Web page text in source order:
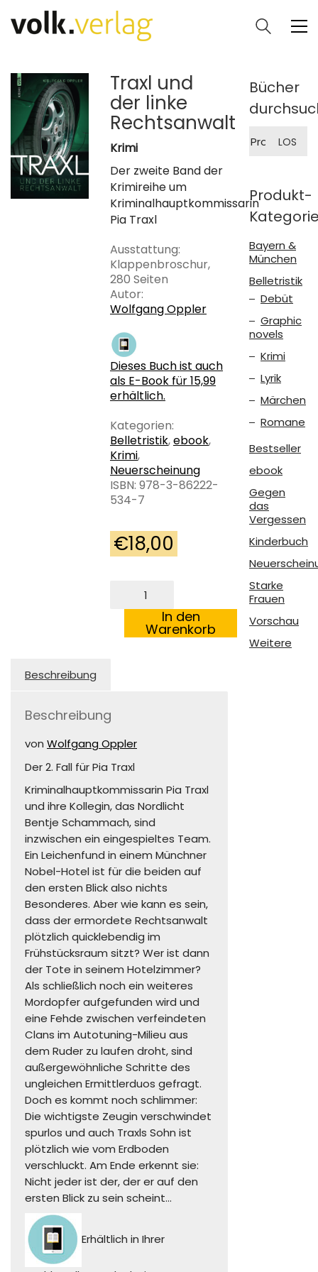
Traxl und
der linke
Rechtsanwalt
Krimi
Der zweite Band der
Krimireihe um
Kriminalhauptkommissarin
Pia Traxl
Ausstattung:
Klappenbroschur,
280 Seiten
Autor:
Wolfgang Oppler
Dieses Buch ist auch
als E-Book für 15,99
erhältlich.
Kategorien:
Belletristik,ebook,
Krimi,
Neuerscheinung
ISBN: 978-3-86222-
534-7
€18,00
der
Rechtsanwalt
In den
Warenkorb
Beschreibung
Beschreibung
von Wolfgang Oppler
Der 2. Fall für Pia Traxl
Kriminalhauptkommissarin Pia Traxl
und ihre Kollegin, das Nordlicht
Bentje Schammach, sind
inzwischen ein eingespieltes Team.
Ein Leichenfund in einem Münchner
Nobel-Hotel ist für die beiden auf
den ersten Blick also nichts
Besonderes. Aber wie kann es sein,
dass der ermordete Rechtsanwalt
plötzlich quicklebendig im
Frühstücksraum sitzt? Wer ist dann
der Tote in seinem Hotelzimmer?
Als schließlich noch ein weiteres
Mordopfer aufgefunden wird und
eine Fehde zwischen verfeindeten
Clans im Autotuning-Milieu aus
dem Ruder zu laufen droht, sind
außergewöhnliche Schritte des
ungleichen Ermittlerduos gefragt.
Doch es kommt noch schlimmer:
Die wichtigste Zeugin verschwindet
spurlos und auch Traxls Sohn ist
plötzlich wie vom Erdboden
verschluckt. Am Ende erkennt sie:
Nicht jeder ist der, der er auf den
ersten Blick zu sein scheint…
Erhältlich in Ihrer
Bücher
nach:
LOS
Produkt-
Bayern &
München
Belletristik
Debüt
Graphic
novels
Krimi
Lyrik
Märchen
Romane
Bestseller
ebook
Gegen
das
Vergessen
Kinderbuch
Starke
Frauen
Vorschau
Weitere